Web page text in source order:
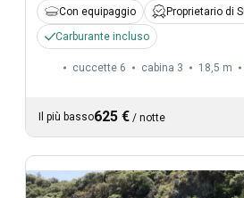
Con equipaggio
Proprietario di
Carburante incluso
cuccette 6 cabina 3 18,5 m
Il più basso625 € / notte